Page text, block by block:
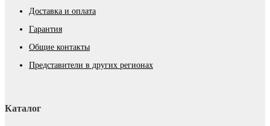
Доставка и оплата
Гарантия
Общие контакты
Представители в других регионах
Каталог